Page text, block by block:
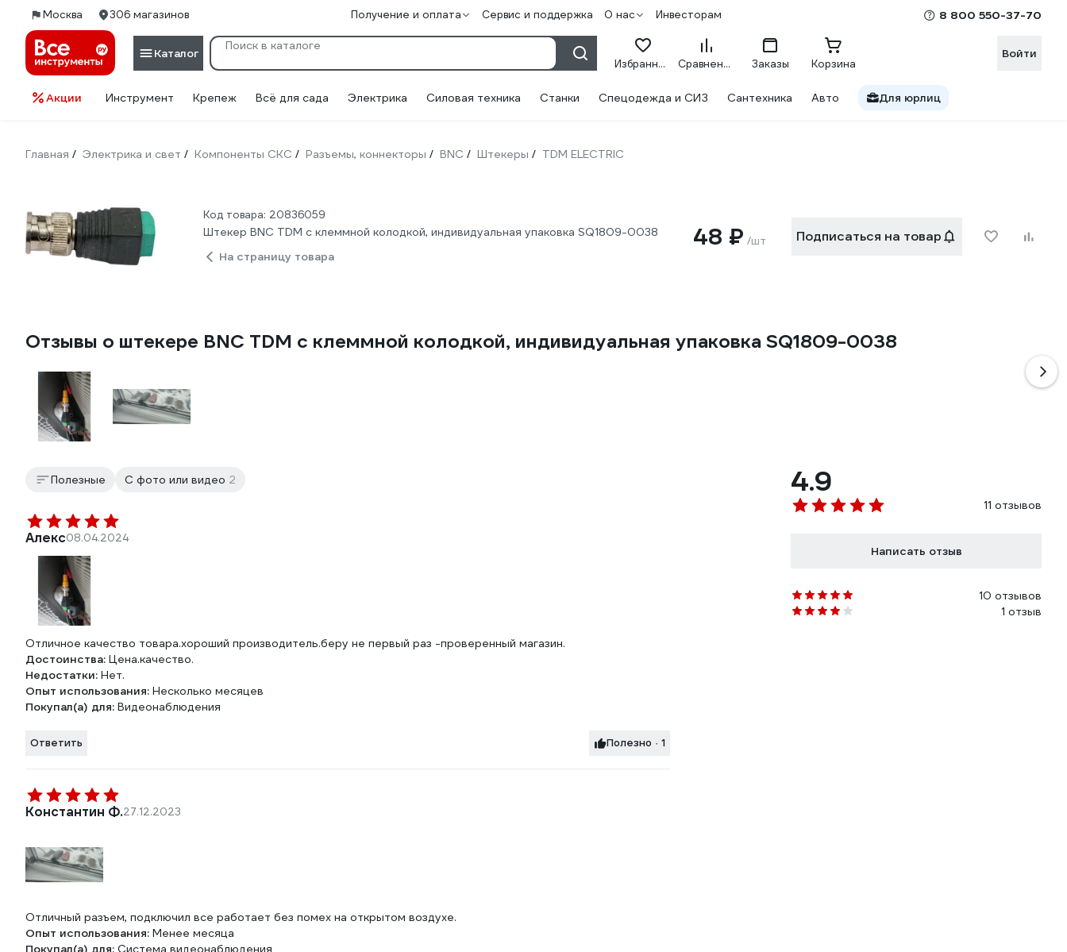
Москва 306 магазинов Получение и оплата Сервис и поддержка О нас Инвесторам 8 800 550-37-70
Каталог
Избранное Сравнение Заказы Корзина
Войти
Акции Инструмент Крепеж Всё для сада Электрика Силовая техника Станки Спецодежда и СИЗ Сантехника Авто Для юрлиц
Главная / Электрика и свет / Компоненты СКС / Разъемы, коннекторы / BNC / Штекеры / TDM ELECTRIC
Код товара: 20836059
Штекер BNC TDM с клеммной колодкой, индивидуальная упаковка SQ1809-0038
На страницу товара
48 ₽ /шт Подписаться на товар
Отзывы о штекере BNC TDM с клеммной колодкой, индивидуальная упаковка SQ1809-0038
Полезные С фото или видео 2
Алекс08.04.2024
Отличное качество товара.хороший производитель.беру не первый раз -проверенный магазин.
Достоинства: Цена.качество.
Недостатки: Нет.
Опыт использования: Несколько месяцев
Покупал(а) для: Видеонаблюдения
Ответить Полезно · 1
Константин Ф.27.12.2023
Отличный разъем, подключил все работает без помех на открытом воздухе.
Опыт использования: Менее месяца
Покупал(а) для: Система видеонаблюдения
4.9
11 отзывов
Написать отзыв
10 отзывов
1 отзыв